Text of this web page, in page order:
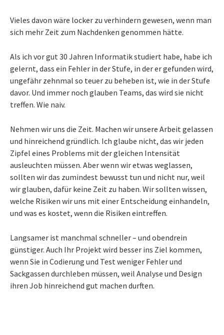
Vieles davon wäre locker zu verhindern gewesen, wenn man
sich mehr Zeit zum Nachdenken genommen hätte.
Als ich vor gut 30 Jahren Informatik studiert habe, habe ich
gelernt, dass ein Fehler in der Stufe, in der er gefunden wird,
ungefähr zehnmal so teuer zu beheben ist, wie in der Stufe
davor. Und immer noch glauben Teams, das wird sie nicht
treffen. Wie naiv.
Nehmen wir uns die Zeit. Machen wir unsere Arbeit gelassen
und hinreichend gründlich. Ich glaube nicht, das wir jeden
Zipfel eines Problems mit der gleichen Intensität
ausleuchten müssen. Aber wenn wir etwas weglassen,
sollten wir das zumindest bewusst tun und nicht nur, weil
wir glauben, dafür keine Zeit zu haben. Wir sollten wissen,
welche Risiken wir uns mit einer Entscheidung einhandeln,
und was es kostet, wenn die Risiken eintreffen.
Langsamer ist manchmal schneller – und obendrein
günstiger. Auch Ihr Projekt wird besser ins Ziel kommen,
wenn Sie in Codierung und Test weniger Fehler und
Sackgassen durchleben müssen, weil Analyse und Design
ihren Job hinreichend gut machen durften.